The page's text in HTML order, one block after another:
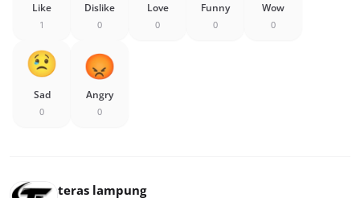
Like
1
Dislike
0
Love
0
Funny
0
Wow
0
Sad
0
Angry
0
teras lampung